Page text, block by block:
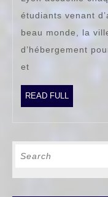
étudiants venant
beau monde, la
d’hébergement
et
READ FULL
FULL